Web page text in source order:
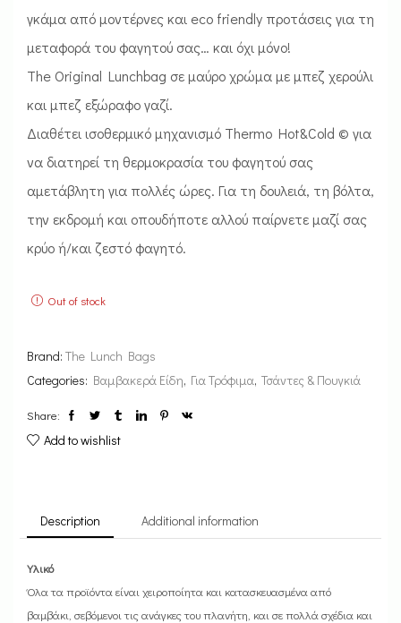
γκάμα από μοντέρνες και eco friendly προτάσεις για τη
μεταφορά του φαγητού σας… και όχι μόνο!
The Original Lunchbag σε μαύρο χρώμα με μπεζ χερούλι
και μπεζ εξώραφο γαζί.
Διαθέτει ισοθερμικό μηχανισμό Thermo Hot&Cold © για
να διατηρεί τη θερμοκρασία του φαγητού σας
αμετάβλητη για πολλές ώρες. Για τη δουλειά, τη βόλτα,
την εκδρομή και οπουδήποτε αλλού παίρνετε μαζί σας
κρύο ή/και ζεστό φαγητό.
Out of stock
Brand: The Lunch Bags
Categories: Βαμβακερά Είδη, Για Τρόφιμα, Τσάντες & Πουγκιά
Share:
Add to wishlist
Description Additional information
Υλικό
Όλα τα προϊόντα είναι χειροποίητα και κατασκευασμένα από
βαμβάκι, σεβόμενοι τις ανάγκες του πλανήτη, και σε πολλά σχέδια και